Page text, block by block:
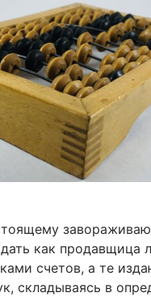
как продавщица
счетов, а те
складываясь в